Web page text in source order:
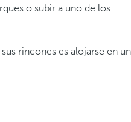
o subir a uno de los
rincones es alojarse en un